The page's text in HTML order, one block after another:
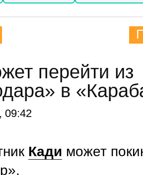
перейти из
в
09:42
Кади может